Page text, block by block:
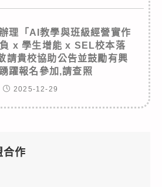
理「AI教學與班級經營實作
x 學生增能 x SEL校本落
請貴校協助公告並鼓勵有興
躍報名參加,請查照
2025-12-29
合作